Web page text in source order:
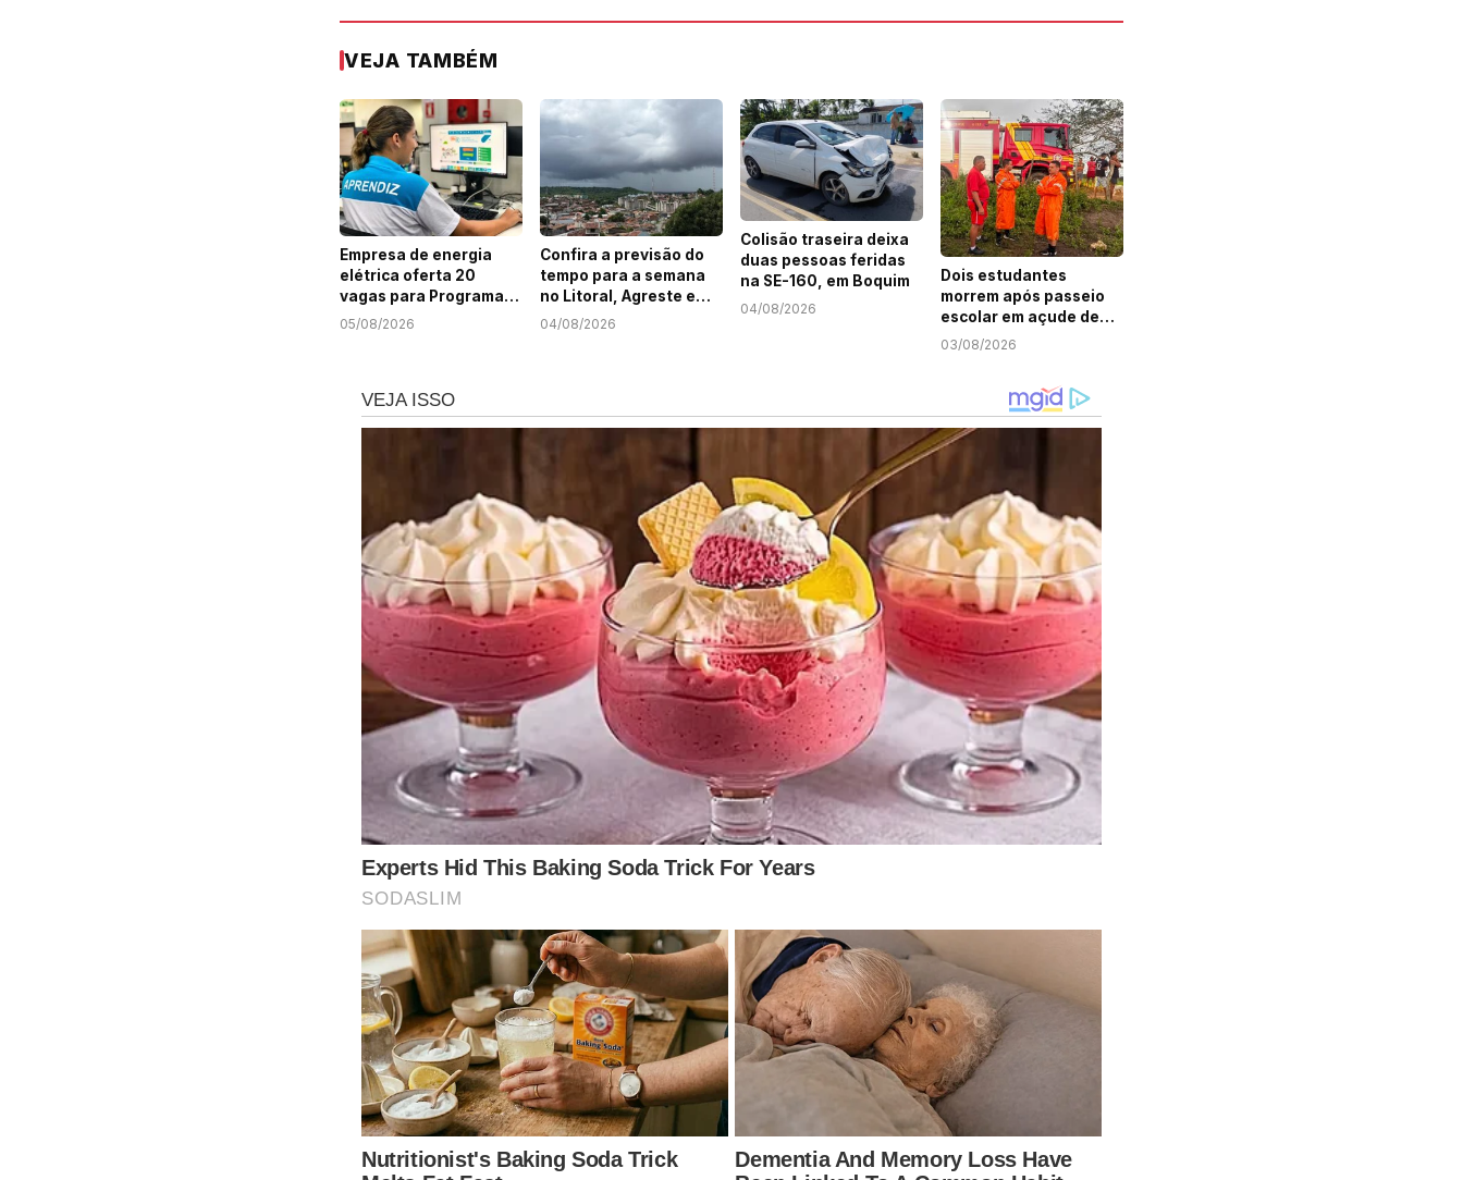
VEJA TAMBÉM
Empresa de energia
elétrica oferta 20
vagas para Programa
Jovem Aprendiz em
05/08/2026
Confira a previsão do
tempo para a semana
no Litoral, Agreste e
Sertão de Sergipe
04/08/2026
Colisão traseira deixa
duas pessoas feridas
na SE-160, em Boquim
04/08/2026
Dois estudantes
morrem após passeio
escolar em açude de
Sergipe
03/08/2026